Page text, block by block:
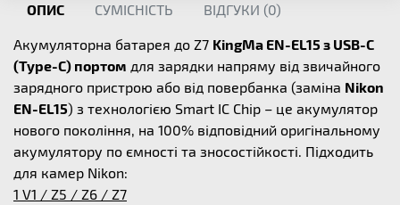
ОПИС СУМІСНІСТЬ ВІДГУКИ (0)
Акумуляторна батарея до Z7 KingMa EN-EL15 з USB-C
(Type-C) портом для зарядки напряму від звичайного
зарядного пристрою або від повербанка (заміна Nikon
EN-EL15) з технологією Smart IC Chip – це акумулятор
нового покоління, на 100% відповідний оригінальному
акумулятору по ємності та зносостійкості. Підходить
для камер Nikon:
1 V1 / Z5 / Z6 / Z7